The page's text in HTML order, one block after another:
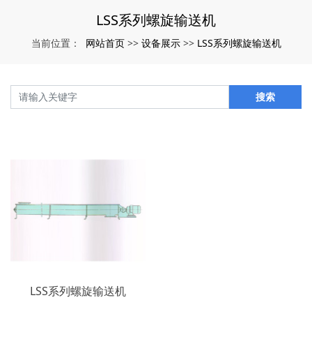
LSS系列螺旋输送机
当前位置： 网站首页 >> 设备展示 >> LSS系列螺旋输送机
搜索
LSS系列螺旋输送机